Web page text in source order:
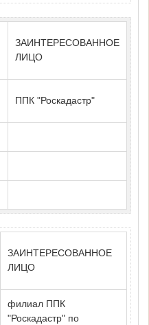
ЗАИНТЕРЕСОВАННОЕ
ЛИЦО
ППК "Роскадастр"
ЗАИНТЕРЕСОВАННОЕ
ЛИЦО
филиал ППК
"Роскадастр" по